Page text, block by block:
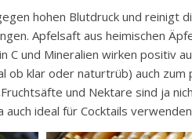
hohen Blutdruck und reinigt
Apfelsaft aus heimischen
C und Mineralien wirken positiv
ob klar oder naturtrüb) auch
und Nektare sind ja
ideal für Cocktails